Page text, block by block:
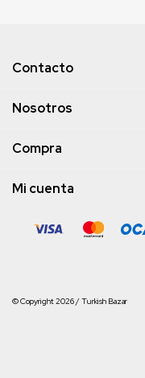
Contacto
Nosotros
Compra
Mi cuenta
© Copyright 2026 / Turkish Bazar